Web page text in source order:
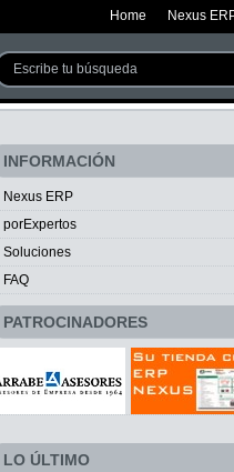
Home Nexus
INFORMACIÓN
Nexus ERP
porExpertos
Soluciones
FAQ
PATROCINADORES
LO ÚLTIMO